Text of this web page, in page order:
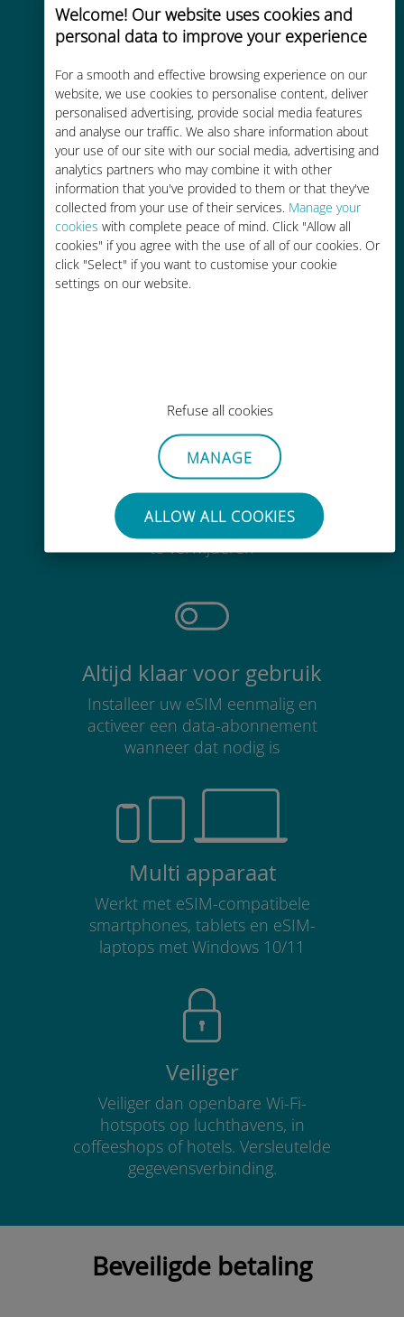
Welcome! Our website uses cookies and
personal data to improve your experience
For a smooth and effective browsing experience on our
website, we use cookies to personalise content, deliver
personalised advertising, provide social media features
and analyse our traffic. We also share information about
your use of our site with our social media, advertising and
analytics partners who may combine it with other
information that you've provided to them or that they've
collected from your use of their services. Manage your
cookies with complete peace of mind. Click "Allow all
cookies" if you agree with the use of all of our cookies. Or
click "Select" if you want to customise your cookie
settings on our website.
Refuse all cookies
MANAGE
ALLOW ALL COOKIES
Kosteneffectief
Tot 90% goedkoper dan
roamingkosten bij je huidige
provider
Moeiteloos
Je hoeft je bestaande simkaart niet
te verwijderen
Altijd klaar voor gebruik
Installeer uw eSIM eenmalig en
activeer een data-abonnement
wanneer dat nodig is
Multi apparaat
Werkt met eSIM-compatibele
smartphones, tablets en eSIM-
laptops met Windows 10/11
Veiliger
Veiliger dan openbare Wi-Fi-
hotspots op luchthavens, in
coffeeshops of hotels. Versleutelde
gegevensverbinding.
Beveiligde betaling